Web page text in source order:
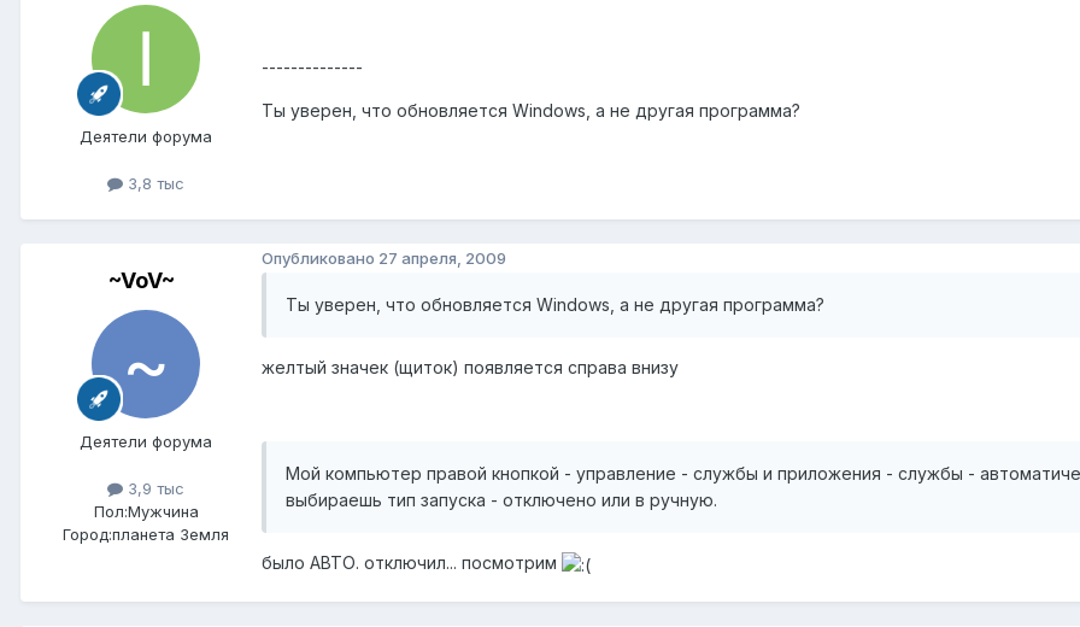
Деятели форума
3,8 тыс
--------------
Ты уверен, что обновляется Windows, а не другая программа?
~VoV~
Деятели форума
3,9 тыс
Пол:Мужчина
Город:планета Земля
Опубликовано 27 апреля, 2009
Ты уверен, что обновляется Windows, а не другая программа?
желтый значек (щиток) появляется справа внизу
Мой компьютер правой кнопкой - управление - службы и приложения - службы -
выбираешь тип запуска - отключено или в ручную.
было АВТО. отключил... посмотрим